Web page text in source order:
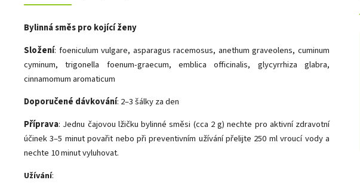
Bylinná směs pro kojící ženy
Složení: foeniculum vulgare, asparagus racemosus, anethum graveolens, cuminum
cyminum, trigonella foenum-graecum, emblica officinalis, glycyrrhiza glabra,
cinnamomum aromaticum
Doporučené dávkování: 2–3 šálky za den
Příprava: Jednu čajovou lžičku bylinné směsi (cca 2 g) nechte pro aktivní zdravotní
účinek 3–5 minut povařit nebo při preventivním užívání přelijte 250 ml vroucí vody a
nechte 10 minut vyluhovat.
Užívání: